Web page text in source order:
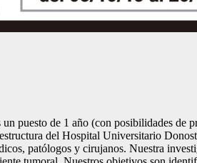
puesto de 1 año (con posibilidades de
del Hospital Universitario
patólogos y cirujanos. Nuestra